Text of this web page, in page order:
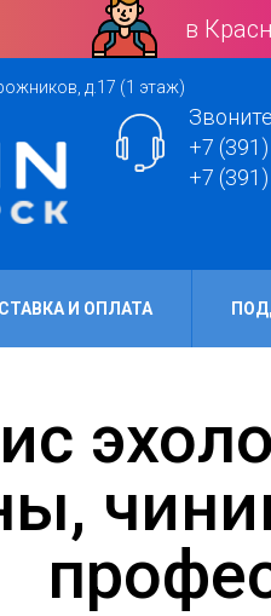
в
д.17 (1 этаж)
+7
+7
И ОПЛАТА